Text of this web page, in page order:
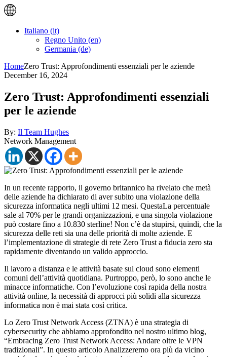
Italiano (it)
Regno Unito (en)
Germania (de)
HomeZero Trust: Approfondimenti essenziali per le aziende
December 16, 2024
Zero Trust: Approfondimenti essenziali
per le aziende
By: Il Team Hughes
Network Management
In un recente rapporto, il governo britannico ha rivelato che metà
delle aziende ha dichiarato di aver subito una violazione della
sicurezza informatica negli ultimi 12 mesi. QuestaLa percentuale
sale al 70% per le grandi organizzazioni, e una singola violazione
può costare fino a 10.830 sterline! Non c’è da stupirsi, quindi, che la
sicurezza delle reti sia una delle priorità di molte aziende. E
l’implementazione di strategie di rete Zero Trust a fiducia zero sta
rapidamente diventando un valido approccio.
Il lavoro a distanza e le attività basate sul cloud sono elementi
comuni dell’attività quotidiana. Purtroppo, però, lo sono anche le
minacce informatiche. Con l’evoluzione così rapida della nostra
attività online, la necessità di approcci più solidi alla sicurezza
informatica non è mai stata così critica.
Lo Zero Trust Network Access (ZTNA) è una strategia di
cybersecurity che abbiamo approfondito nel nostro ultimo blog,
“Embracing Zero Trust Network Access: Andare oltre le VPN
tradizionali”. In questo articolo Analizzeremo ora più da vicino